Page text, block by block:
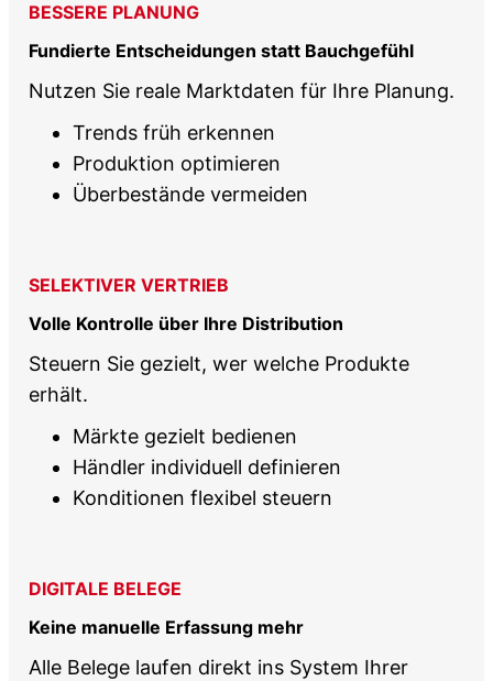
BESSERE PLANUNG
Fundierte Entscheidungen statt Bauchgefühl
Nutzen Sie reale Marktdaten für Ihre Planung.
Trends früh erkennen
Produktion optimieren
Überbestände vermeiden
SELEKTIVER VERTRIEB
Volle Kontrolle über Ihre Distribution
Steuern Sie gezielt, wer welche Produkte
erhält.
Märkte gezielt bedienen
Händler individuell definieren
Konditionen flexibel steuern
DIGITALE BELEGE
Keine manuelle Erfassung mehr
Alle Belege laufen direkt ins System Ihrer